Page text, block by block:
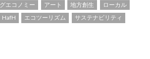
エコノミー アート 地方創生
ローカル
HafH エコツーリズム
サステナビリティ